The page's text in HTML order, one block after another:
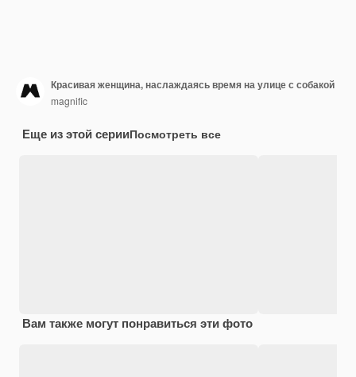
Красивая женщина, наслаждаясь время на улице с собакой
magnific
Еще из этой серииПосмотреть все
Вам также могут понравиться эти фото